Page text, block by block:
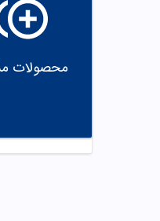
محصولات